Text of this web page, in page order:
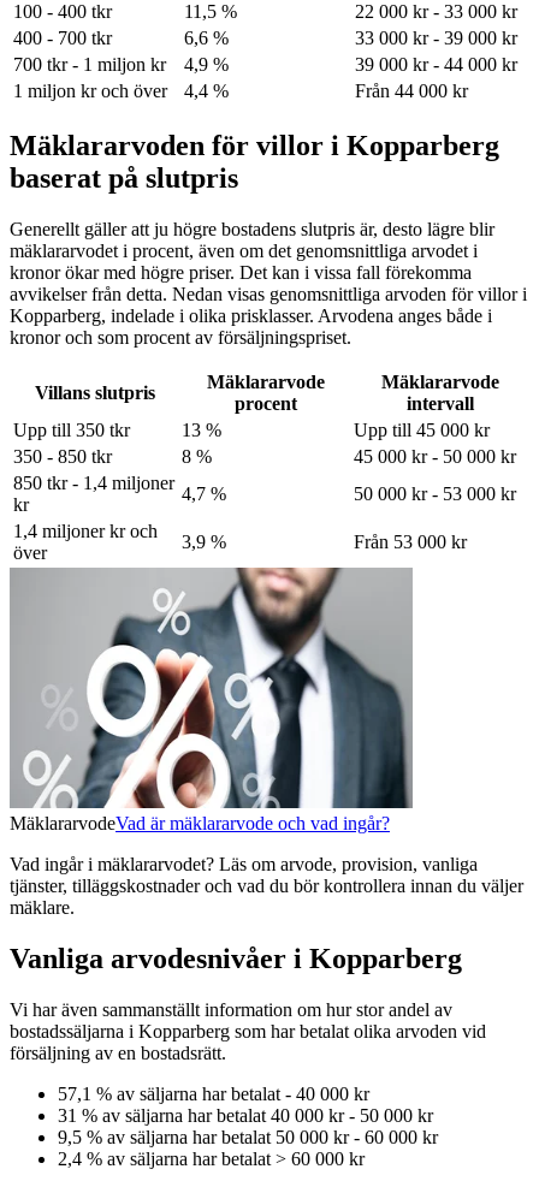
100 - 400 tkr
11,5 %
22 000 kr - 33 000 kr
400 - 700 tkr
6,6 %
33 000 kr - 39 000 kr
700 tkr - 1 miljon kr
4,9 %
39 000 kr - 44 000 kr
1 miljon kr och över
4,4 % Från 44 000 kr
Mäklararvoden för villor i Kopparberg
baserat på slutpris
Generellt gäller att ju högre bostadens slutpris är, desto lägre blir
mäklararvodet i procent, även om det genomsnittliga arvodet i
kronor ökar med högre priser. Det kan i vissa fall förekomma
avvikelser från detta. Nedan visas genomsnittliga arvoden förvillori
Kopparberg, indelade i olika prisklasser. Arvodena anges både i
kronor och som procent av försäljningspriset.
Villans slutpris
Mäklararvode
procent
Mäklararvode
intervall
Upp till 350 tkr
13 %
Upp till 45 000 kr
350 - 850 tkr
8 %
45 000 kr - 50 000 kr
850 tkr - 1,4 miljoner
kr
4,7 %
50 000 kr - 53 000 kr
1,4 miljoner kr och
över
3,9 % Från 53 000 kr
MäklararvodeVad är mäklararvode och vad ingår?
Vad ingår i mäklararvodet? Läs om arvode, provision, vanliga
tjänster, tilläggskostnader och vad du bör kontrollera innan du väljer
mäklare.
Vanliga arvodesnivåer i Kopparberg
Vi har även sammanställt information om hur stor andel av
bostadssäljarna i Kopparberg som har betalat olika arvoden vid
försäljning av en bostadsrätt.
57,1 % av säljarna har betalat - 40 000 kr
31 % av säljarna har betalat 40 000 kr- 50 000 kr
9,5 % av säljarna har betalat 50 000 kr- 60 000 kr
2,4 % av säljarna har betalat > 60 000 kr